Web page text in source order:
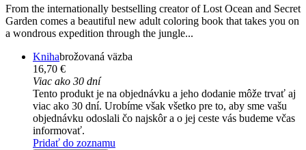
From the internationally bestselling creator of Lost Ocean and Secret
Garden comes a beautiful new adult coloring book that takes you on
a wondrous expedition through the jungle...
Knihabrožovaná väzba
16,70 €
Viac ako 30 dní
Tento produkt je na objednávku a jeho dodanie môže trvať aj
viac ako 30 dní. Urobíme však všetko pre to, aby sme vašu
objednávku odoslali čo najskôr a o jej ceste vás budeme včas
informovať.
Pridať do zoznamu